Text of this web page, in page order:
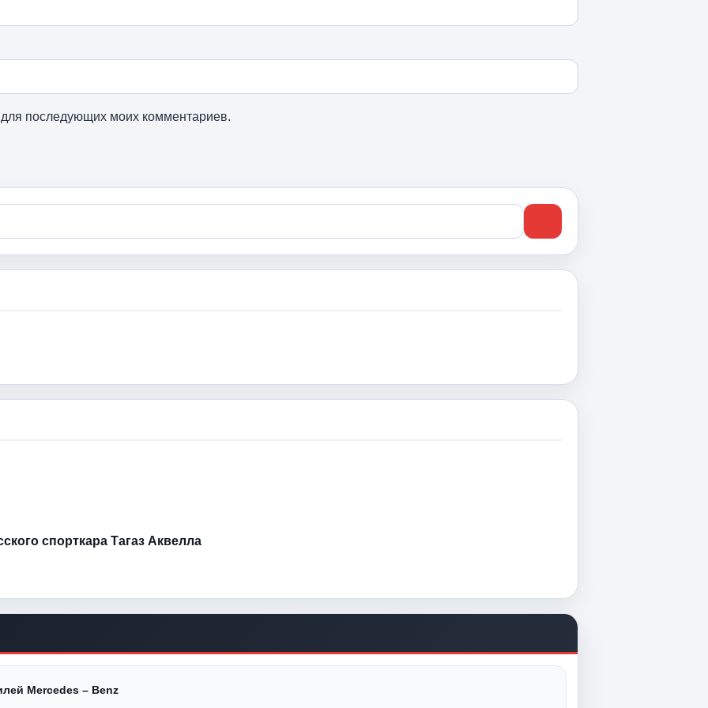
последующих моих комментариев.
спорткара Тагаз Аквелла
Mercedes – Benz